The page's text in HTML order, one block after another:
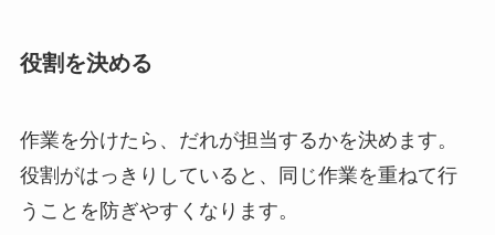
役割を決める
作業を分けたら、だれが担当するかを決めます。
役割がはっきりしていると、同じ作業を重ねて行
うことを防ぎやすくなります。